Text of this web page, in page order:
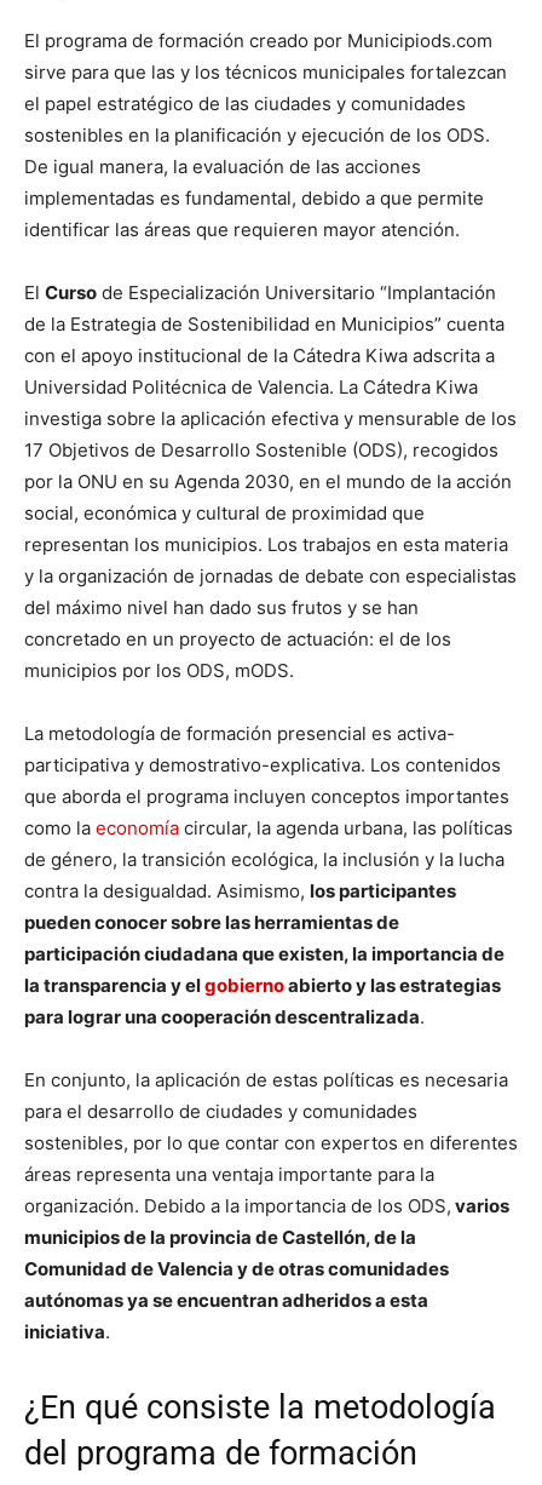
El programa de formación creado por Municipiods.com
sirve para que las y los técnicos municipales fortalezcan
el papel estratégico de las ciudades y comunidades
sostenibles en la planificación y ejecución de los ODS.
De igual manera, la evaluación de las acciones
implementadas es fundamental, debido a que permite
identificar las áreas que requieren mayor atención.
El Curso de Especialización Universitario “Implantación
de la Estrategia de Sostenibilidad en Municipios” cuenta
con el apoyo institucional de la Cátedra Kiwa adscrita a
Universidad Politécnica de Valencia. La Cátedra Kiwa
investiga sobre la aplicación efectiva y mensurable de los
17 Objetivos de Desarrollo Sostenible (ODS), recogidos
por la ONU en su Agenda 2030, en el mundo de la acción
social, económica y cultural de proximidad que
representan los municipios. Los trabajos en esta materia
y la organización de jornadas de debate con especialistas
del máximo nivel han dado sus frutos y se han
concretado en un proyecto de actuación: el de los
municipios por los ODS, mODS.
La metodología de formación presencial es activa-
participativa y demostrativo-explicativa. Los contenidos
que aborda el programa incluyen conceptos importantes
como la economía circular, la agenda urbana, las políticas
de género, la transición ecológica, la inclusión y la lucha
contra la desigualdad. Asimismo, los participantes
pueden conocer sobre las herramientas de
participación ciudadana que existen, la importancia de
la transparencia y elgobiernoabierto y las estrategias
para lograr una cooperación descentralizada.
En conjunto, la aplicación de estas políticas es necesaria
para el desarrollo de ciudades y comunidades
sostenibles, por lo que contar con expertos en diferentes
áreas representa una ventaja importante para la
organización. Debido a la importancia de los ODS, varios
municipios de la provincia de Castellón, de la
Comunidad de Valencia y de otras comunidades
autónomas ya se encuentran adheridos a esta
iniciativa.
¿En qué consiste la metodología
del programa de formación